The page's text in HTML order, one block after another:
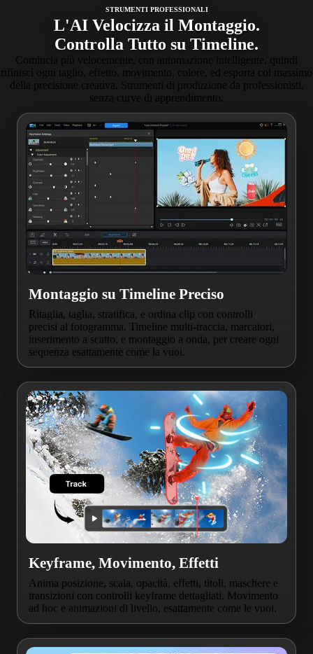
STRUMENTI PROFESSIONALI
L'AI Velocizza il Montaggio.
Controlla Tutto su Timeline.
Comincia più velocemente, con automazione intelligente, quindi
rifinisci ogni taglio, effetto, movimento, colore, ed esporta col massimo
della precisione creativa. Strumenti di produzione da professionisti,
senza curve di apprendimento.
Montaggio su Timeline Preciso
Ritaglia, taglia, stratifica, e ordina clip con controlli
precisi al fotogramma. Timeline multi-traccia, marcatori,
inserimento a scatto, e montaggio a onda, per creare ogni
sequenza esattamente come la vuoi.
Keyframe, Movimento, Effetti
Anima posizione, scala, opacità, effetti, titoli, maschere e
transizioni con controlli keyframe dettagliati. Movimento
ad hoc e animazioni di livello, esattamente come le vuoi.